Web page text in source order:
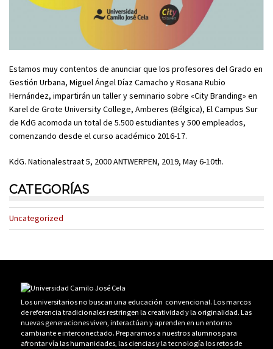
Estamos muy contentos de anunciar que los profesores del Grado en
Gestión Urbana, Miguel Ángel Díaz Camacho y Rosana Rubio
Hernández, impartirán un taller y seminario sobre «City Branding» en
Karel de Grote University College, Amberes (Bélgica), El Campus Sur
de KdG acomoda un total de 5.500 estudiantes y 500 empleados,
comenzando desde el curso académico 2016-17.
KdG. Nationalestraat 5, 2000 ANTWERPEN, 2019, May 6-10th.
CATEGORÍAS
Uncategorized
Los universitarios no buscan una educación convencional. Los marcos
de referencia tradicionales restringen la creatividad y la originalidad. Las
nuevas generaciones viven, interactúan y aprenden en un entorno
cambiante e interconectado. Preparamos a nuestros alumnos para
afrontar vía las humanidades, las ciencias y la tecnología los retos de